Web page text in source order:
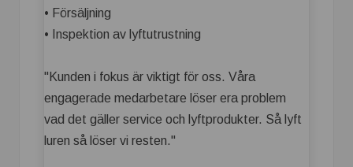
• Försäljning
• Inspektion av lyftutrustning
"Kunden i fokus är viktigt för oss. Våra
engagerade medarbetare löser era problem
vad det gäller service och lyftprodukter. Så lyft
luren så löser vi resten."